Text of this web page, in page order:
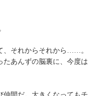
、それからそれから……。
たあんずの脳裏に、今度